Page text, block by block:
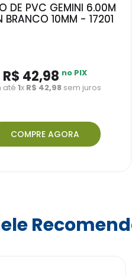
DE PVC GEMINI 6.00M
BRANCO 10MM - 17201
R$ 42,98 no PIX
até 1x R$ 42,98 sem juros
COMPRE AGORA